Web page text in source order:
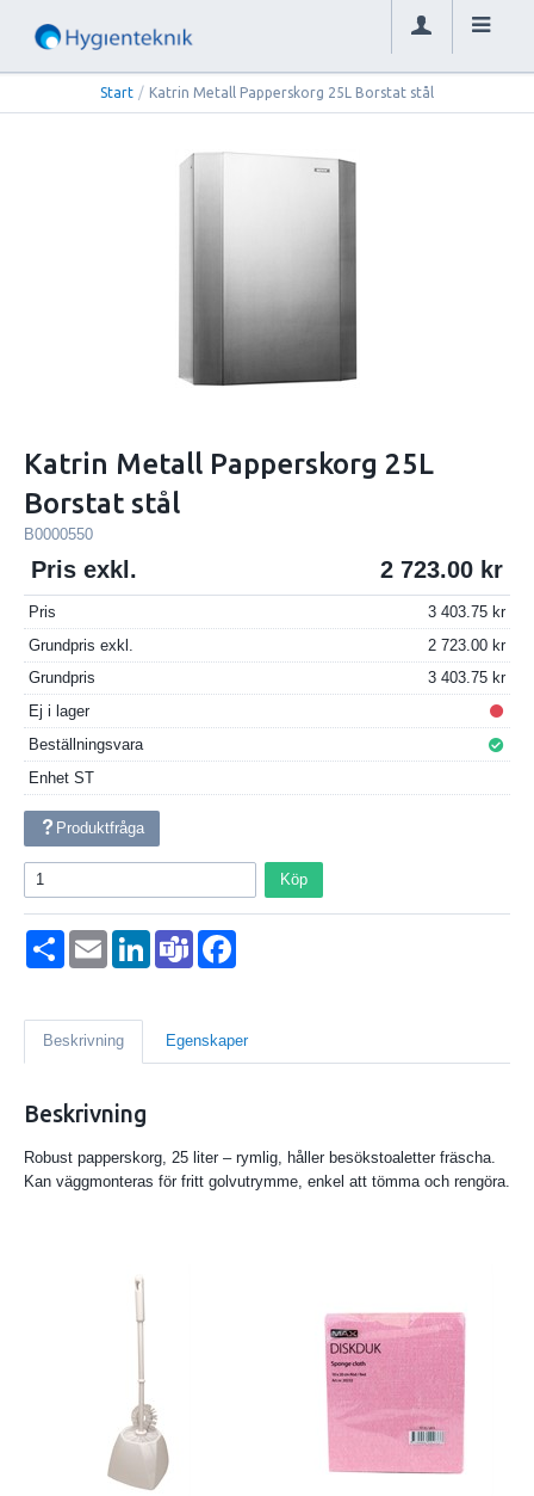
Start / Katrin Metall Papperskorg 25L Borstat stål
Katrin Metall Papperskorg 25L
Borstat stål
B0000550
Pris exkl. 2 723.00
Pris
3 403.75
Grundpris exkl.
2 723.00
Grundpris
3 403.75
Ej i lager
Beställningsvara
Enhet ST
Produktfråga
Köp
Dela Email LinkedInTeams
Beskrivning Egenskaper
Beskrivning
Robust papperskorg, 25 liter – rymlig, håller besökstoaletter fräscha.
Kan väggmonteras för fritt golvutrymme, enkel att tömma och rengöra.